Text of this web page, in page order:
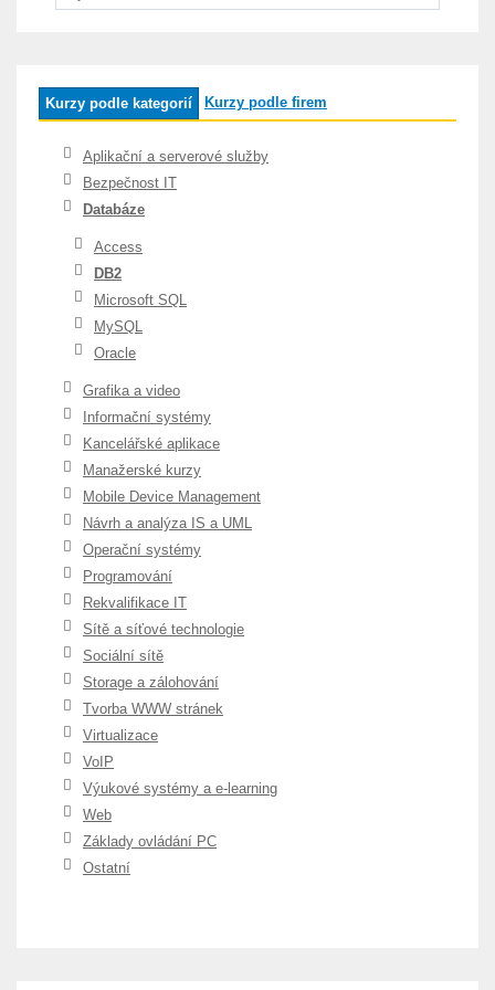
Kurzy podle kategorií Kurzy podle firem
Aplikační a serverové služby
Bezpečnost IT
Databáze
Access
DB2
Microsoft SQL
MySQL
Oracle
Grafika a video
Informační systémy
Kancelářské aplikace
Manažerské kurzy
Mobile Device Management
Návrh a analýza IS a UML
Operační systémy
Programování
Rekvalifikace IT
Sítě a síťové technologie
Sociální sítě
Storage a zálohování
Tvorba WWW stránek
Virtualizace
VoIP
Výukové systémy a e-learning
Web
Základy ovládání PC
Ostatní